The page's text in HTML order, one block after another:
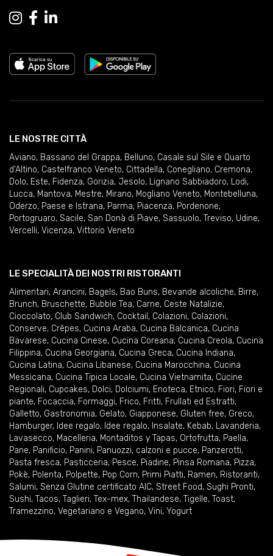
LE NOSTRE CITTÀ
Aviano, Bassano del Grappa, Belluno, Casale sul Sile e Quarto
d'Altino, Castelfranco Veneto, Cittadella, Conegliano, Cremona,
Dolo, Este, Fidenza, Gorizia, Jesolo, Lignano Sabbiadoro, Lodi,
Lucca, Mantova, Mestre, Mirano, Mogliano Veneto, Montebelluna,
Oderzo, Paese e Istrana, Parma, Piacenza, Pordenone,
Portogruaro, Sacile, San Donà di Piave, Sassuolo, Treviso, Udine,
Vercelli, Vicenza, Vittorio Veneto
LE SPECIALITÀ DEI NOSTRI RISTORANTI
Alimentari, Arancini, Bagels, Bao Buns, Bevande alcoliche, Birre,
Brunch, Bruschette, Bubble Tea, Carne, Ceste Natalizie,
Cioccolato, Club Sandwich, Cocktail , Colazioni, Colazioni,
Conserve, Crêpes, Cucina Araba, Cucina Balcanica, Cucina
Bavarese, Cucina Cinese, Cucina Coreana, Cucina Creola, Cucina
Filippina, Cucina Georgiana, Cucina Greca, Cucina Indiana,
Cucina Latina, Cucina Libanese, Cucina Marocchina, Cucina
Messicana, Cucina Tipica Locale, Cucina Vietnamita, Cucine
Regionali, Cupcakes, Dolci, Dolciumi, Enoteca, Etnico, Fiori, Fiori e
piante, Focaccia, Formaggi, Frico, Fritti, Frullati ed Estratti,
Galletto, Gastronomia, Gelato, Giapponese, Gluten free, Greco,
Hamburger, Idee regalo, Idee regalo, Insalate, Kebab, Lavanderia,
Lavasecco, Macelleria, Montaditos y Tapas, Ortofrutta, Paella,
Pane, Panificio, Panini, Panuozzi, calzoni e pucce, Panzerotti,
Pasta fresca, Pasticceria, Pesce, Piadine, Pinsa Romana, Pizza,
Pokè, Polenta, Polpette, Pop Corn, Primi Piatti, Ramen, Ristoranti,
Salumi, Senza Glutine certificato AIC, Street Food, Sughi Pronti,
Sushi, Tacos, Taglieri, Tex-mex, Thailandese, Tigelle, Toast,
Tramezzino, Vegetariano e Vegano, Vini, Yogurt